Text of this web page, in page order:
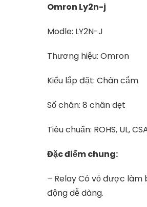
Omron Ly2n-j
Modle: LY2N-J
Thương hiệu: Omron
Kiểu lắp đặt: Chân cắm
Số chân: 8 chân dẹt
Tiêu chuẩn: ROHS, UL,
Đặc điểm chung:
– Relay Có vỏ được
động dễ dàng.